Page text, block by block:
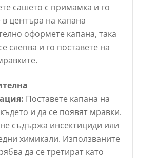
сашето с примамка и го
в центъра на капана
оформете капана, така
слепва и го поставете на
Поставете капана на
и да се появят мравки.
съдържа инсектициди или
химикали. Използваните
да се третират като